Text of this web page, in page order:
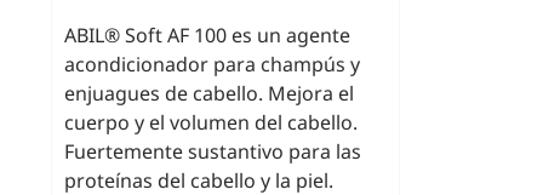
ABIL® Soft AF 100 es un agente
acondicionador para champús y
enjuagues de cabello. Mejora el
cuerpo y el volumen del cabello.
Fuertemente sustantivo para las
proteínas del cabello y la piel.